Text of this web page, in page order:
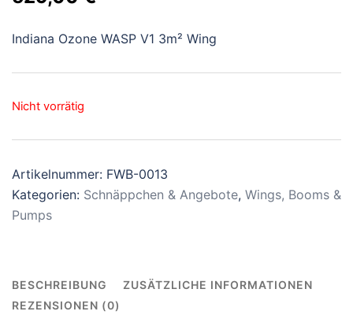
war:
779,00 €
ist:
529,00 €.
Indiana Ozone WASP V1 3m² Wing
Nicht vorrätig
Artikelnummer: FWB-0013
Kategorien: Schnäppchen & Angebote, Wings, Booms &
Pumps
BESCHREIBUNG
ZUSÄTZLICHE INFORMATIONEN
REZENSIONEN (0)